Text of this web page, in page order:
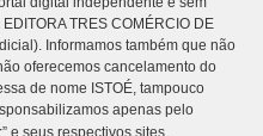
TRES COMÉRCIO DE
Informamos também que não
oferecemos cancelamento do
de nome ISTOÉ, tampouco
apenas pelo
” e seus respectivos sites.